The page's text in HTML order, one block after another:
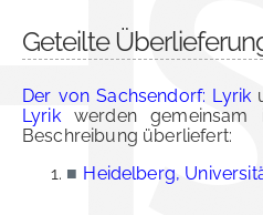
Geteilte
Der von Sachsendorf: Lyrik
Lyrikwerden gemeinsam
Beschreibung überliefert:
■ Heidelberg,